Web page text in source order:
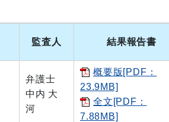
監査人 結果報告書
弁護士
中内 大
河
概要版[PDF：
23.9MB]
全文[PDF：
7.88MB]